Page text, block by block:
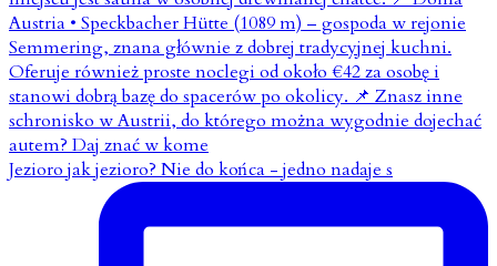
Jezioro jak jezioro? Nie do końca - jedno nadaje s